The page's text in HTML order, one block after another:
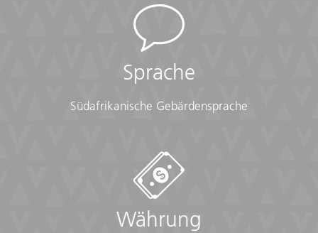
Sprache
Südafrikanische Gebärdensprache
Währung